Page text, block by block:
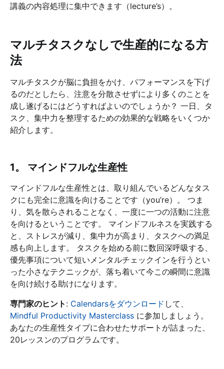
講義の内容処理に集中できます（lecture’s）。
マルチタスクなしで生産的になる方
法
マルチタスクが脳に負担をかけ、パフォーマンスを下げ
るのだとしたら、注意を分散させずにより多くのことを
成し遂げるにはどうすればよいのでしょうか？ 一日、タ
スク、集中力を整理するための効果的な戦略をいくつか
紹介します。
1。 マインドフルな生産性
マインドフルな生産性とは、取り組んでいるどんなタス
クにも完全に意識を向けることです（you’re）。 つま
り、気を散らされることなく、一度に一つの活動に注意
を向けるということです。 マインドフルネスを実践する
と、ストレスが減り、集中力が高まり、タスクへの満足
感も向上します。 タスクを始める前に数回深呼吸する、
優先事項について短いメンタルチェックインを行うとい
った小さなテクニックが、落ち着いて今この瞬間に意識
を向け続ける助けになります。
専門家のヒント : Calendarsをダウンロード して、
Mindful Productivity Masterclass に参加しましょう。
あなたの生産性タイプに合わせたサポートが詰まった、
20レッスンのプログラムです。